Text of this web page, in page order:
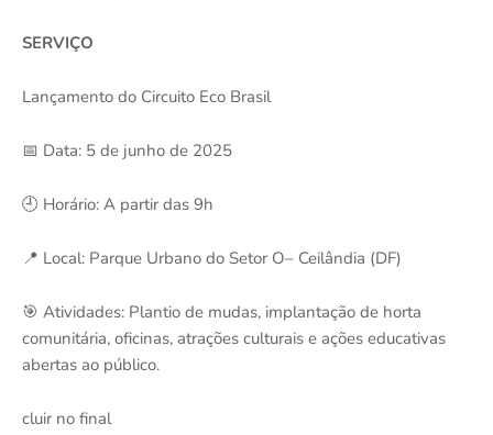
SERVIÇO
Lançamento do Circuito Eco Brasil
📅 Data: 5 de junho de 2025
🕘 Horário: A partir das 9h
📍 Local: Parque Urbano do Setor O– Ceilândia (DF)
🎯 Atividades: Plantio de mudas, implantação de horta
comunitária, oficinas, atrações culturais e ações educativas
abertas ao público.
cluir no final